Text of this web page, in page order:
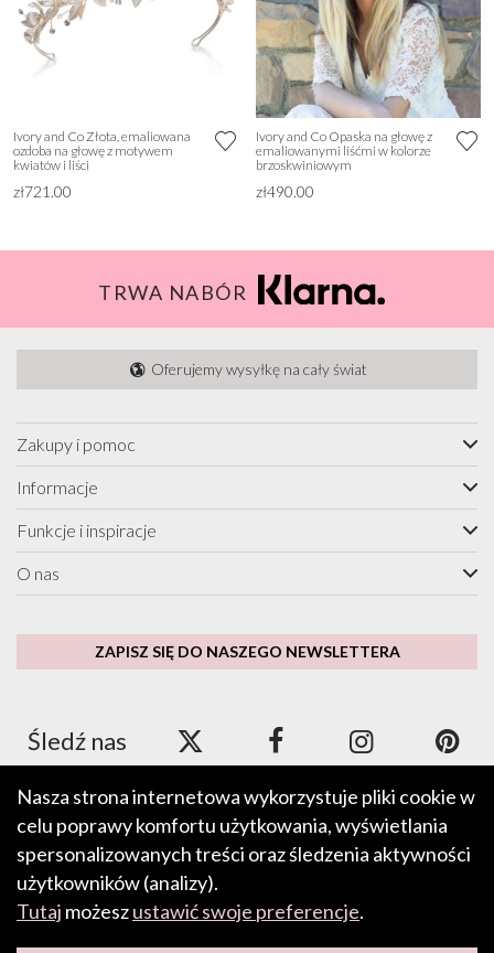
Ivory and Co Złota, emaliowana
ozdoba na głowę z motywem
kwiatów i liści
zł721.00
Ivory and Co Opaska na głowę z
emaliowanymi liśćmi w kolorze
brzoskwiniowym
zł490.00
TRWA NABÓR
Oferujemy wysyłkę na cały świat
Zakupy i pomoc
Informacje
Funkcje i inspiracje
O nas
ZAPISZ SIĘ DO NASZEGO NEWSLETTERA
Śledź nas
Akceptujemy płatności za pomocą Apple Pay, Google Pay, PayPal
oraz kart kredytowych i debetowych.
Nasza strona internetowa wykorzystuje pliki cookie w
celu poprawy komfortu użytkowania, wyświetlania
spersonalizowanych treści oraz śledzenia aktywności
użytkowników (analizy).
Tutaj możeszustawić swoje preferencje.